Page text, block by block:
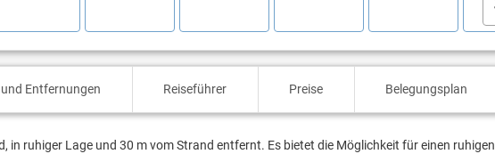
Entfernungen Reiseführer Preise Belegungsplan
in ruhiger Lage und 30 m vom Strand entfernt. Es bietet die Möglichkeit für einen ruhigen